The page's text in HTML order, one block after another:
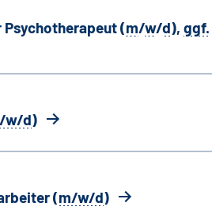
(m/w/d), ggf.
w/d)
(m/w/d)